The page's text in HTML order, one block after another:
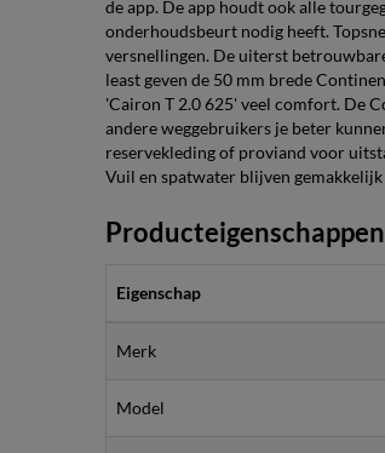
de app. De app houdt ook alle
onderhoudsbeurt nodig heeft.
versnellingen. De uiterst
least geven de 50 mm brede
'Cairon T 2.0 625' veel comfort. De
andere weggebruikers je beter
reservekleding of proviand voor
Vuil en spatwater blijven
Producteigenschappen
Eigenschap
Merk
Model